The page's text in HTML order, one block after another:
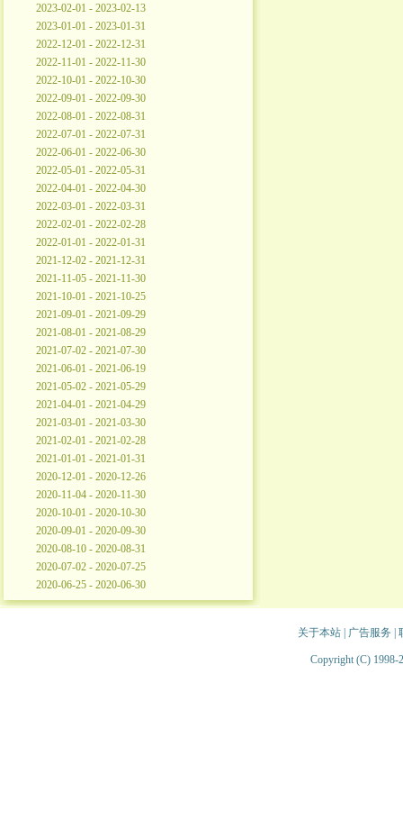
2023-02-01 - 2023-02-13
2023-01-01 - 2023-01-31
2022-12-01 - 2022-12-31
2022-11-01 - 2022-11-30
2022-10-01 - 2022-10-30
2022-09-01 - 2022-09-30
2022-08-01 - 2022-08-31
2022-07-01 - 2022-07-31
2022-06-01 - 2022-06-30
2022-05-01 - 2022-05-31
2022-04-01 - 2022-04-30
2022-03-01 - 2022-03-31
2022-02-01 - 2022-02-28
2022-01-01 - 2022-01-31
2021-12-02 - 2021-12-31
2021-11-05 - 2021-11-30
2021-10-01 - 2021-10-25
2021-09-01 - 2021-09-29
2021-08-01 - 2021-08-29
2021-07-02 - 2021-07-30
2021-06-01 - 2021-06-19
2021-05-02 - 2021-05-29
2021-04-01 - 2021-04-29
2021-03-01 - 2021-03-30
2021-02-01 - 2021-02-28
2021-01-01 - 2021-01-31
2020-12-01 - 2020-12-26
2020-11-04 - 2020-11-30
2020-10-01 - 2020-10-30
2020-09-01 - 2020-09-30
2020-08-10 - 2020-08-31
2020-07-02 - 2020-07-25
2020-06-25 - 2020-06-30
关于本站| 广告服务
Copyright (C) 1998-